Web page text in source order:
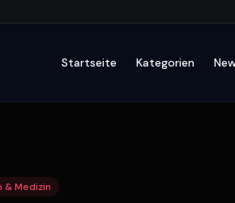
Startseite Kategorien
& Medizin